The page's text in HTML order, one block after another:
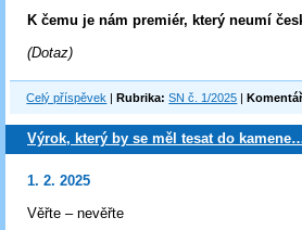
K čemu je nám premiér, který neumí
(Dotaz)
Celý příspěvek |Rubrika: SN č. 1/2025 |
Výrok, který by se měl tesat do
1. 2. 2025
Věřte – nevěřte